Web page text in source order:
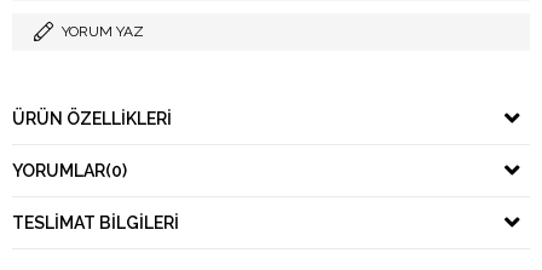
YORUM YAZ
ÜRÜN ÖZELLIKLERI
YORUMLAR(0)
TESLIMAT BILGILERI